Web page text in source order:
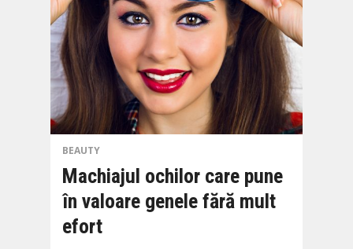
BEAUTY
Machiajul ochilor care pune
în valoare genele fără mult
efort